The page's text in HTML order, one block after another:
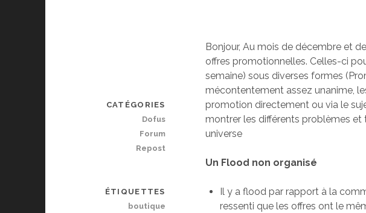
Bonjour, Au mois de décembre et
offres promotionnelles. Celles-ci
semaine) sous diverses formes
mécontentement assez unanime,
promotion directement ou via le
montrer les différents problèmes
universe
Un Flood non organisé
Il y a flood par rapport à la
ressenti que les offres ont le
CATÉGORIES
Dofus
Forum
Repost
ÉTIQUETTES
boutique